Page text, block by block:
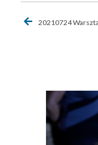
wpisu
20210724